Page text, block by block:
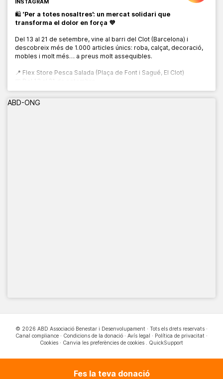
INSTAGRAM
🛍️ ‘Per a totes nosaltres’: un mercat solidari que
transforma el dolor en força 💜
Del 13 al 21 de setembre, vine al barri del Clot (Barcelona) i
descobreix més de 1.000 articles únics: roba, calçat, decoració,
mobles i molt més… a preus molt assequibles.
📍 Flex Store Pesca Salada (Plaça de Font i Sagué, El Clot)
🕙 De 10:00 a 20:00 h
ABD-ONG
© 2026 ABD Associació Benestar i Desenvolupament · Tots els drets reservats ·
Canal compliance · Condicions de la donació · Avís legal · Política de privacitat ·
Cookies · Canvia les preferències de cookies . QuickSupport
Fes la teva donació